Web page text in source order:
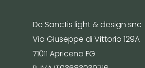
De Sanctis light & design snc
Via Giuseppe di Vittorio 129A
71011 Apricena FG